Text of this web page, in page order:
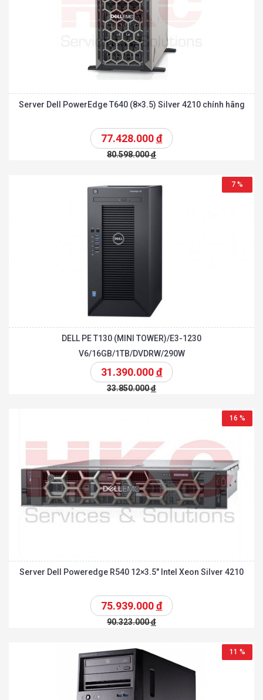
Server Dell PowerEdge T640 (8×3.5) Silver 4210 chính hãng
77.428.000đ
80.598.000đ
7 %
DELL PE T130 (MINI TOWER)/E3-1230
V6/16GB/1TB/DVDRW/290W
31.390.000đ
33.850.000đ
16 %
Server Dell Poweredge R540 12×3.5″ Intel Xeon Silver 4210
75.939.000đ
90.323.000đ
11 %